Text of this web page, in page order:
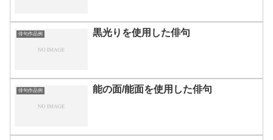
俳句作品例 黒光りを使用した俳句
俳句作品例 能の面/能面を使用した俳句